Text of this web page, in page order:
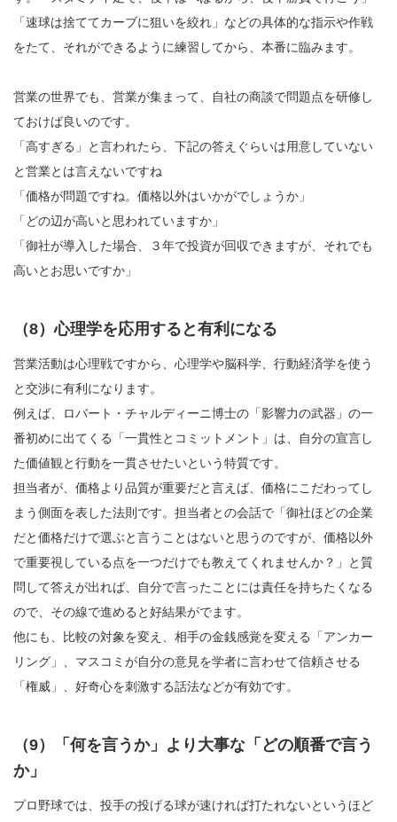
「速球は捨ててカーブに狙いを絞れ」などの具体的な指示や作戦
をたて、それができるように練習してから、本番に臨みます。
営業の世界でも、営業が集まって、自社の商談で問題点を研修し
ておけば良いのです。
「高すぎる」と言われたら、下記の答えぐらいは用意していない
と営業とは言えないですね
「価格が問題ですね。価格以外はいかがでしょうか」
「どの辺が高いと思われていますか」
「御社が導入した場合、３年で投資が回収できますが、それでも
高いとお思いですか」
（8）心理学を応用すると有利になる
営業活動は心理戦ですから、心理学や脳科学、行動経済学を使う
と交渉に有利になります。
例えば、ロバート・チャルディーニ博士の「影響力の武器」の一
番初めに出てくる「一貫性とコミットメント」は、自分の宣言し
た価値観と行動を一貫させたいという特質です。
担当者が、価格より品質が重要だと言えば、価格にこだわってし
まう側面を表した法則です。担当者との会話で「御社ほどの企業
だと価格だけで選ぶと言うことはないと思うのですが、価格以外
で重要視している点を一つだけでも教えてくれませんか？」と質
問して答えが出れば、自分で言ったことには責任を持ちたくなる
ので、その線で進めると好結果がでます。
他にも、比較の対象を変え、相手の金銭感覚を変える「アンカー
リング」、マスコミが自分の意見を学者に言わせて信頼させる
「権威」、好奇心を刺激する話法などが有効です。
（9）「何を言うか」より大事な「どの順番で言う
か」
プロ野球では、投手の投げる球が速ければ打たれないというほど